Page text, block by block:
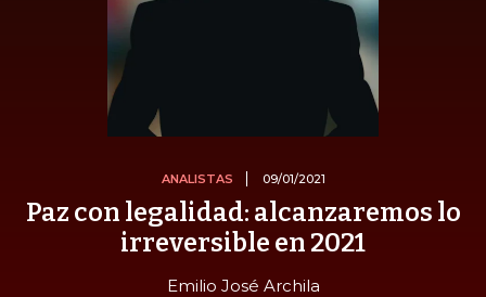
ANALISTAS 09/01/2021
Paz con legalidad: alcanzaremos lo
irreversible en 2021
Emilio José Archila